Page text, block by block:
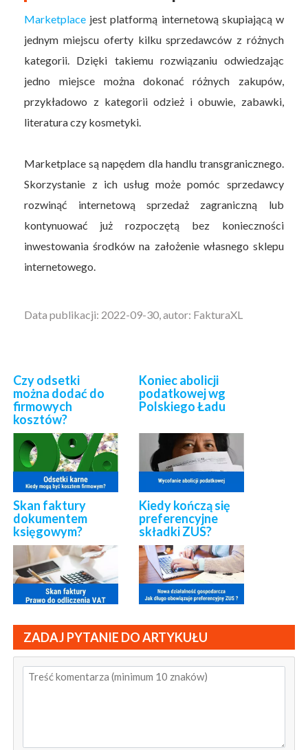
Marketplace jest platformą internetową skupiającą w
jednym miejscu oferty kilku sprzedawców z różnych
kategorii. Dzięki takiemu rozwiązaniu odwiedzając
jedno miejsce można dokonać różnych zakupów,
przykładowo z kategorii odzież i obuwie, zabawki,
literatura czy kosmetyki.
Marketplace są napędem dla handlu transgranicznego.
Skorzystanie z ich usług może pomóc sprzedawcy
rozwinąć internetową sprzedaż zagraniczną lub
kontynuować już rozpoczętą bez konieczności
inwestowania środków na założenie własnego sklepu
internetowego.
Data publikacji: 2022-09-30, autor: FakturaXL
Czy odsetki
można dodać do
firmowych
kosztów?
Koniec abolicji
podatkowej wg
Polskiego Ładu
Skan faktury
dokumentem
księgowym?
Kiedy kończą się
preferencyjne
składki ZUS?
ZADAJ PYTANIE DO ARTYKUŁU